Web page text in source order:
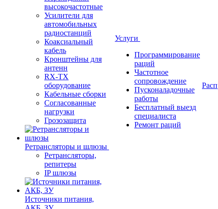
высокочастотные
Усилители для
автомобильных
радиостанций
Коаксиальный
кабель
Кронштейны для
антенн
RX-TX
оборудование
Кабельные сборки
Согласованные
нагрузки
Грозозащита
Ретрансляторы и шлюзы
Ретрансляторы,
репитеры
IP шлюзы
Источники питания,
Услуги
Программирование
раций
Частотное
сопровождение
Пусконаладочные
работы
Бесплатный выезд
специалиста
Ремонт раций